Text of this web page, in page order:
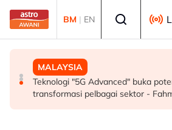
Skip to main content
BM | EN
SUKAN
Mohamed Salah sertai
semusim
MALAYSIA
Berita tempatan pilihan sepanjang
MALAYSIA
Teknologi "5G Advanced" buka
transformasi pelbagai sektor -